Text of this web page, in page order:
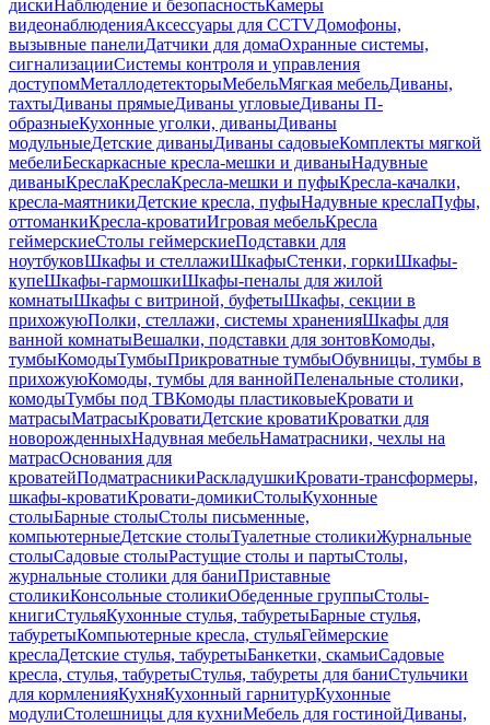
дискиНаблюдение и безопасностьКамеры
видеонаблюденияАксессуары для CCTVДомофоны,
вызывные панелиДатчики для домаОхранные системы,
сигнализацииСистемы контроля и управления
доступомМеталлодетекторыМебельМягкая мебельДиваны,
тахтыДиваны прямыеДиваны угловыеДиваны П-
образныеКухонные уголки, диваныДиваны
модульныеДетские диваныДиваны садовыеКомплекты мягкой
мебелиБескаркасные кресла-мешки и диваныНадувные
диваныКреслаКреслаКресла-мешки и пуфыКресла-качалки,
кресла-маятникиДетские кресла, пуфыНадувные креслаПуфы,
оттоманкиКресла-кроватиИгровая мебельКресла
геймерскиеСтолы геймерскиеПодставки для
ноутбуковШкафы и стеллажиШкафыСтенки, горкиШкафы-
купеШкафы-гармошкиШкафы-пеналы для жилой
комнатыШкафы с витриной, буфетыШкафы, секции в
прихожуюПолки, стеллажи, системы храненияШкафы для
ванной комнатыВешалки, подставки для зонтовКомоды,
тумбыКомодыТумбыПрикроватные тумбыОбувницы, тумбы в
прихожуюКомоды, тумбы для ваннойПеленальные столики,
комодыТумбы под ТВКомоды пластиковыеКровати и
матрасыМатрасыКроватиДетские кроватиКроватки для
новорожденныхНадувная мебельНаматрасники, чехлы на
матрасОснования для
кроватейПодматрасникиРаскладушкиКровати-трансформеры,
шкафы-кроватиКровати-домикиСтолыКухонные
столыБарные столыСтолы письменные,
компьютерныеДетские столыТуалетные столикиЖурнальные
столыСадовые столыРастущие столы и партыСтолы,
журнальные столики для баниПриставные
столикиКонсольные столикиОбеденные группыСтолы-
книгиСтульяКухонные стулья, табуретыБарные стулья,
табуретыКомпьютерные кресла, стульяГеймерские
креслаДетские стулья, табуретыБанкетки, скамьиСадовые
кресла, стулья, табуретыСтулья, табуреты для баниСтульчики
для кормленияКухняКухонный гарнитурКухонные
модулиСтолешницы для кухниМебель для гостинойДиваны,